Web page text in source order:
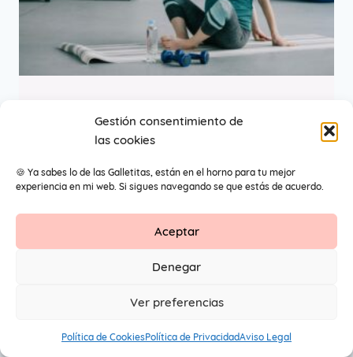
Gestión consentimiento de
las cookies
🍪 Ya sabes lo de las Galletitas, están en el horno para tu mejor
experiencia en mi web. Si sigues navegando se que estás de acuerdo.
Aceptar
Denegar
Ver preferencias
Política de CookiesPolítica de PrivacidadAviso Legal
Embarazo semana a
semana
Aviso Legal Protección de datos
© 2026 Primeros Pendientes by Maite Navarro. Todos los
derechos reservados.